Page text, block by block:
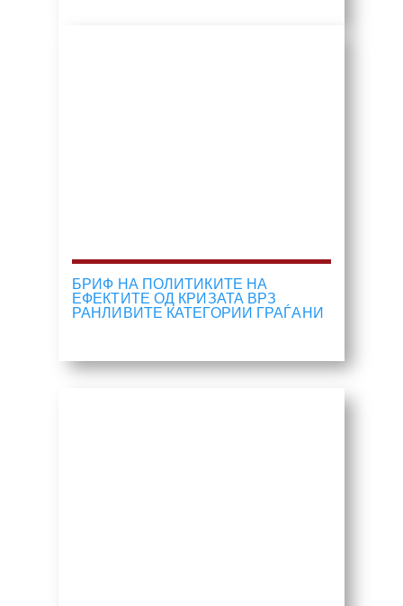
БРИФ НА ПОЛИТИКИТЕ НА
ЕФЕКТИТЕ ОД КРИЗАТА ВРЗ
РАНЛИВИТЕ КАТЕГОРИИ ГРАЃАНИ